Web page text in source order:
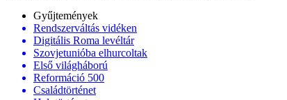
Gyűjtemények
Rendszerváltás vidéken
Digitális Roma levéltár
Szovjetunióba elhurcoltak
Első világháború
Reformáció 500
Családtörténet